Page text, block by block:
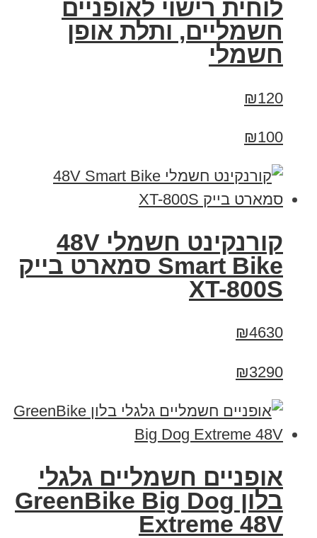
לוחית רישוי לאופניים
חשמליים, ותלת אופן
חשמלי
₪120
₪100
קורנקינט חשמלי 48V
Smart Bike סמארט בייק
XT-800S
₪4630
₪3290
אופניים חשמליים גלגלי
בלון GreenBike Big Dog
Extreme 48V